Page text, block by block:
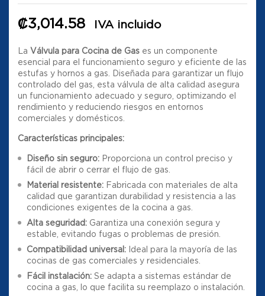
₡3,014.58 IVA incluido
La Válvula para Cocina de Gas es un componente
esencial para el funcionamiento seguro y eficiente de las
estufas y hornos a gas. Diseñada para garantizar un flujo
controlado del gas, esta válvula de alta calidad asegura
un funcionamiento adecuado y seguro, optimizando el
rendimiento y reduciendo riesgos en entornos
comerciales y domésticos.
Características principales:
Diseño sin seguro: Proporciona un control preciso y
fácil de abrir o cerrar el flujo de gas.
Material resistente: Fabricada con materiales de alta
calidad que garantizan durabilidad y resistencia a las
condiciones exigentes de la cocina a gas.
Alta seguridad: Garantiza una conexión segura y
estable, evitando fugas o problemas de presión.
Compatibilidad universal: Ideal para la mayoría de las
cocinas de gas comerciales y residenciales.
Fácil instalación: Se adapta a sistemas estándar de
cocina a gas, lo que facilita su reemplazo o instalación.